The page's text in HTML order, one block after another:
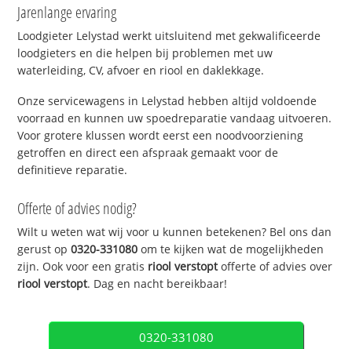
Jarenlange ervaring
Loodgieter Lelystad werkt uitsluitend met gekwalificeerde
loodgieters en die helpen bij problemen met uw
waterleiding, CV, afvoer en riool en daklekkage.
Onze servicewagens in Lelystad hebben altijd voldoende
voorraad en kunnen uw spoedreparatie vandaag uitvoeren.
Voor grotere klussen wordt eerst een noodvoorziening
getroffen en direct een afspraak gemaakt voor de
definitieve reparatie.
Offerte of advies nodig?
Wilt u weten wat wij voor u kunnen betekenen? Bel ons dan
gerust op0320-331080 om te kijken wat de mogelijkheden
zijn. Ook voor een gratis riool verstoptofferte of advies over
riool verstopt. Dag en nacht bereikbaar!
0320-331080